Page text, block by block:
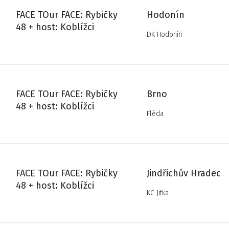
FACE TOur FACE: Rybičky
48 + host: Koblížci
Hodonín
DK Hodonín
FACE TOur FACE: Rybičky
48 + host: Koblížci
Brno
Fléda
FACE TOur FACE: Rybičky
48 + host: Koblížci
Jindřichův Hradec
KC Jitka